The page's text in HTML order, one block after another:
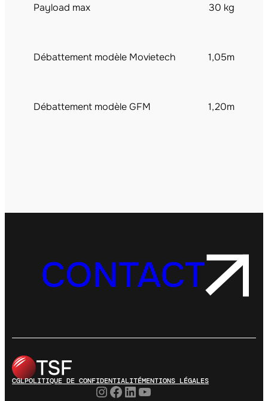
Payload max 30 kg
Débattement modèle Movietech 1,05m
Débattement modèle GFM 1,20m
CONTACT
CGLPOLITIQUE DE CONFIDENTIALITÉMENTIONS LÉGALES
Instagram
Facebook
LinkedIn
YouTube